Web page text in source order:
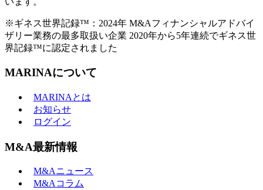
※ギネス世界記録™：2024年 M&Aフィナンシャルアドバイ
ザリー業務の最多取扱い企業 2020年から5年連続でギネス世
界記録™に認定されました
MARINAについて
MARINAとは
お知らせ
ログイン
M&A最新情報
M&Aニュース
M&Aコラム